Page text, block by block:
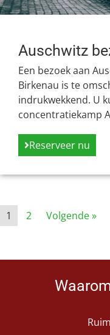
Auschwitz
Een bezoek aan
Birkenau is te
indrukwekkend. U
concentratiekamp
Reserveer nu
1 2 Volgende »